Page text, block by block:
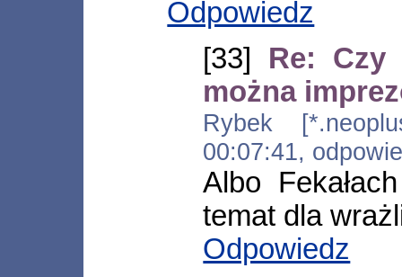
Odpowiedz
[33] Re: Czy
można
Rybek
00:07:41,
Albo
temat dla
Odpowiedz